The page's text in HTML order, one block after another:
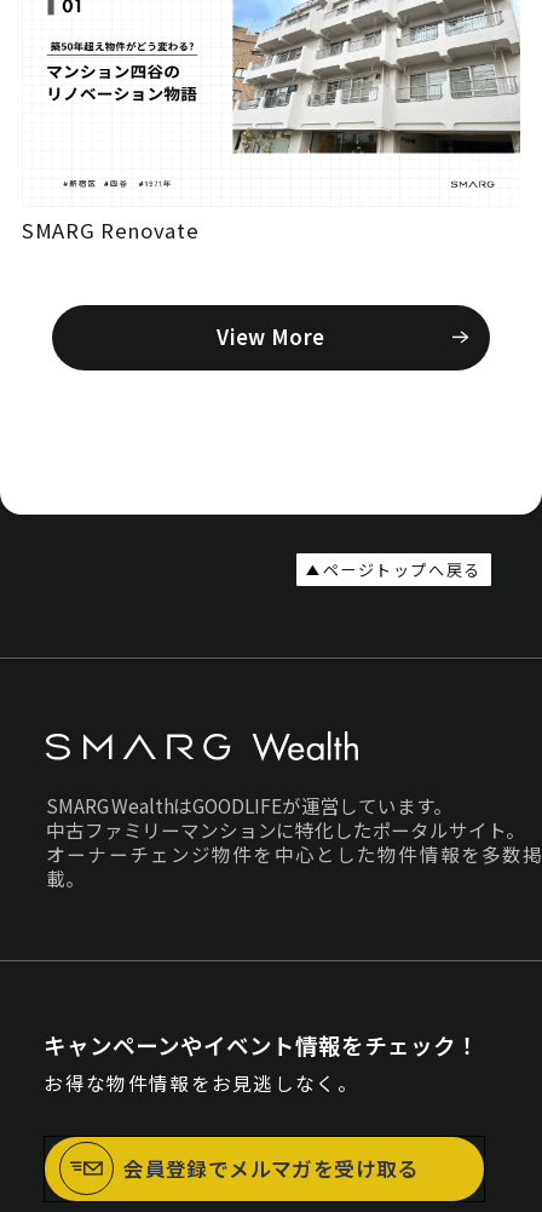
SMARG Renovate
View More
ページトップへ戻る
SMARG WealthはGOODLIFEが運営しています。
中古ファミリーマンションに特化したポータルサイト。
オーナーチェンジ物件を中心とした物件情報を多数掲
載。
キャンペーンやイベント情報をチェック！
お得な物件情報をお見逃しなく。
会員登録でメルマガを受け取る